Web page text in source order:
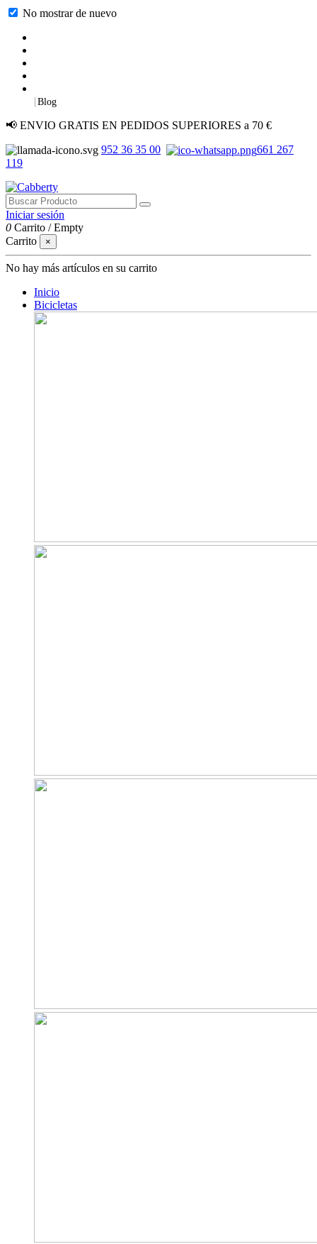
No mostrar de nuevo
|Blog
📢 ENVIO GRATIS EN PEDIDOS SUPERIORES a 70 €
952 36 35 00
661 267
119
Iniciar sesión
0 Carrito /Empty
Carrito
×
No hay más artículos en su carrito
Inicio
Bicicletas